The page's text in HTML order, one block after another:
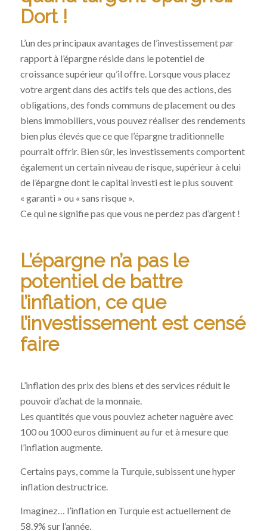
Dort !
L’un des principaux avantages de l’investissement par
rapport à l’épargne réside dans le potentiel de
croissance supérieur qu’il offre. Lorsque vous placez
votre argent dans des actifs tels que des actions, des
obligations, des fonds communs de placement ou des
biens immobiliers, vous pouvez réaliser des rendements
bien plus élevés que ce que l’épargne traditionnelle
pourrait offrir. Bien sûr, les investissements comportent
également un certain niveau de risque, supérieur à celui
de l’épargne dont le capital investi est le plus souvent
« garanti » ou « sans risque ».
Ce qui ne signifie pas que vous ne perdez pas d’argent !
L’épargne n’a pas le
potentiel de battre
l’inflation, ce que
l’investissement est censé
faire
L’inflation des prix des biens et des services réduit le
pouvoir d’achat de la monnaie.
Les quantités que vous pouviez acheter naguère avec
100 ou 1000 euros diminuent au fur et à mesure que
l’inflation augmente.
Certains pays, comme la Turquie, subissent une hyper
inflation destructrice.
Imaginez… l’inflation en Turquie est actuellement de
58.9% sur l’année.